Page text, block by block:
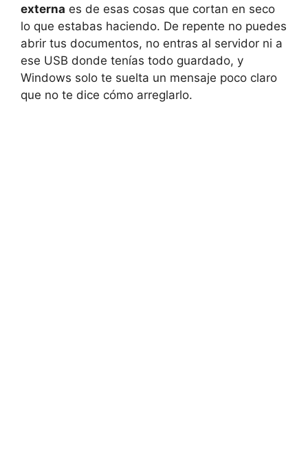
externa es de esas cosas que cortan en seco
lo que estabas haciendo. De repente no puedes
abrir tus documentos, no entras al servidor ni a
ese USB donde tenías todo guardado, y
Windows solo te suelta un mensaje poco claro
que no te dice cómo arreglarlo.